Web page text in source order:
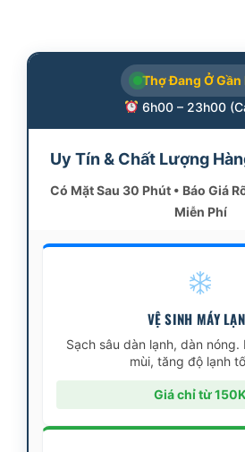
Thợ Đang Ở Gần
6h00 – 23h00
Uy Tín & Chất Lượng
Có Mặt Sau 30 Phút • Báo Giá
Miễn Phí
VỆ SINH MÁY
Sạch sâu dàn lạnh, dàn
mùi, tăng độ lạnh
Giá chỉ từ 150K